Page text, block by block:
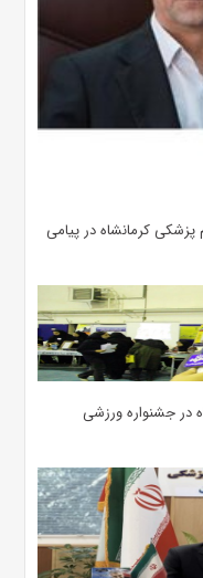
کرمانشاه در پیامی
در جشنواره ورزشی